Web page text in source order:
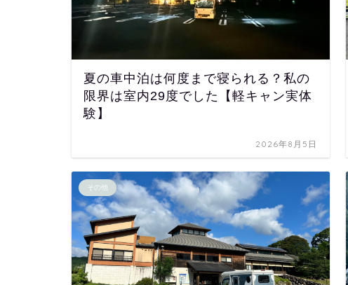
夏の車中泊は何度まで寝られる？私の
限界は室内29度でした【軽キャン実体
験】
2026年8月5日
その他